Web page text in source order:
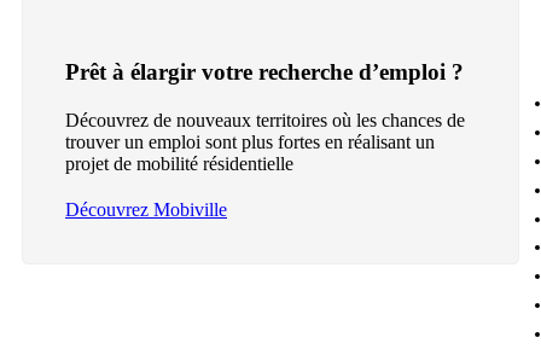
Prêt à élargir votre recherche d’emploi ?
Découvrez de nouveaux territoires où les chances de
trouver un emploi sont plus fortes en réalisant un
projet de mobilité résidentielle
Découvrez Mobiville